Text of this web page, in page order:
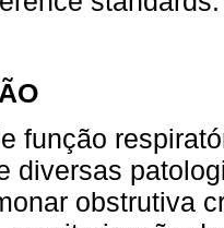
função
diversas
obstrutiva